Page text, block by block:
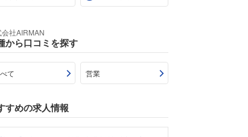
社AIRMAN
から口コミを探す
て 営業
すめの求人情報